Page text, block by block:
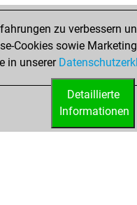
zu verbessern
Cookies sowie
in unserer
Detaillierte
Informationen